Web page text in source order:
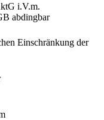
i.V.m.
abdingbar
Einschränkung der